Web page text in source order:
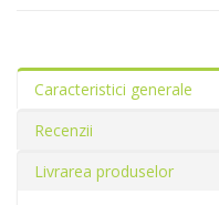
Caracteristici generale
Recenzii
Livrarea produselor